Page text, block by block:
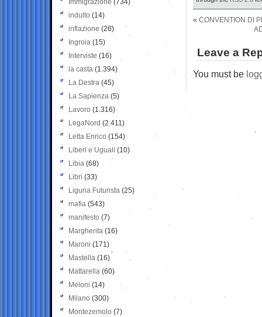
« CONVENTION DI
Leave a
You must be
Immigrazione (734)
indulto (14)
inflazione (26)
Ingroia (15)
Interviste (16)
la casta (1.394)
La Destra (45)
La Sapienza (5)
Lavoro (1.316)
LegaNord (2.411)
Letta Enrico (154)
Liberi e Uguali (10)
Libia (68)
Libri (33)
Liguria Futurista (25)
mafia (543)
manifesto (7)
Margherita (16)
Maroni (171)
Mastella (16)
Mattarella (60)
Meloni (14)
Milano (300)
Montezemolo (7)